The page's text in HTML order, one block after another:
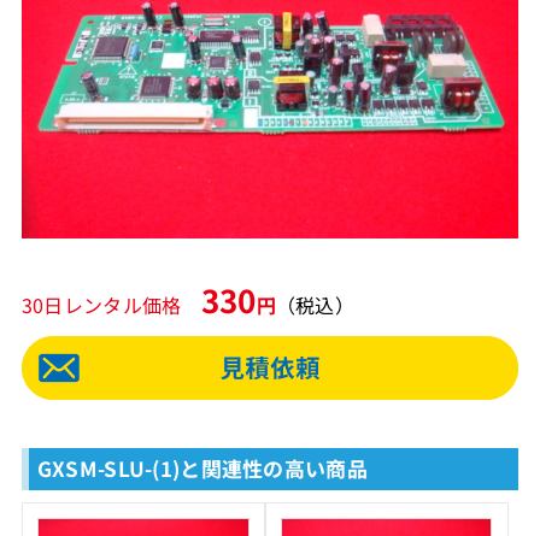
30日レンタル価格 330円 （税込）
GXSM-SLU-(1)と関連性の高い商品